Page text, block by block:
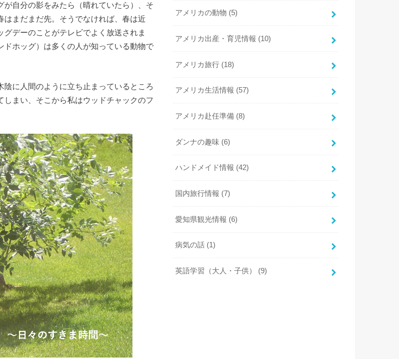
自分の影をみたら（晴れていたら）、そ
まだまだ先。そうでなければ、春は近
デーのことがテレビでよく放送されま
ホッグ）は多くの人が知っている動物で
に人間のように立ち止まっているところ
まい、そこから私はウッドチャックのフ
アメリカの動物 (5)
アメリカ出産・育児情報 (10)
アメリカ旅行 (18)
アメリカ生活情報 (57)
アメリカ赴任準備 (8)
ダンナの趣味 (6)
ハンドメイド情報 (42)
国内旅行情報 (7)
愛知県観光情報 (6)
病気の話 (1)
英語学習（大人・子供） (9)